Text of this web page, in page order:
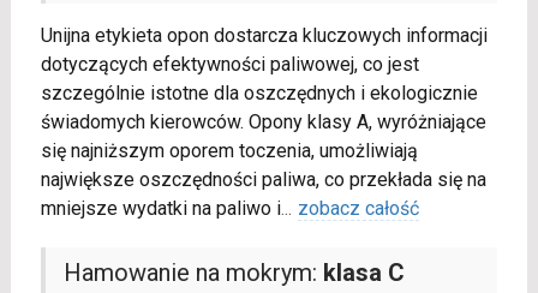
Unijna etykieta opon dostarcza kluczowych informacji
dotyczących efektywności paliwowej, co jest
szczególnie istotne dla oszczędnych i ekologicznie
świadomych kierowców. Opony klasy A, wyróżniające
się najniższym oporem toczenia, umożliwiają
największe oszczędności paliwa, co przekłada się na
mniejsze wydatki na paliwo i... zobacz całość
Hamowanie na mokrym: klasa C